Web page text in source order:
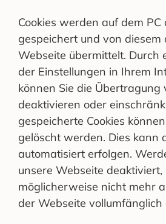
Cookies werden auf dem PC
gespeichert und von diesem
Webseite übermittelt. Durch
der Einstellungen in Ihrem
können Sie die Übertragung
deaktivieren oder
gespeicherte Cookies
gelöscht werden. Dies kann
automatisiert erfolgen.
unsere Webseite deaktiviert,
möglicherweise nicht mehr
der Webseite